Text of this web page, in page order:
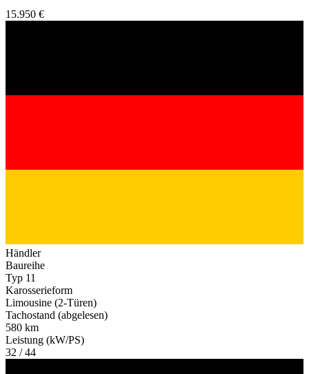
15.950 €
Händler
Baureihe
Typ 11
Karosserieform
Limousine (2-Türen)
Tachostand (abgelesen)
580 km
Leistung (kW/PS)
32 / 44